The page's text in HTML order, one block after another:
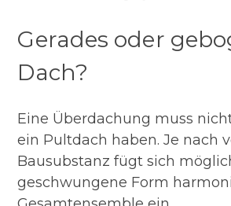
Gerades oder
Dach?
Eine Überdachung muss
ein Pultdach haben. Je nach
Bausubstanz fügt sich
geschwungene Form